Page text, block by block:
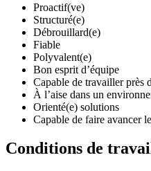
Proactif(ve)
Structuré(e)
Débrouillard(e)
Fiable
Polyvalent(e)
Bon esprit d’équipe
Capable de travailler près
À l’aise dans un
Orienté(e) solutions
Capable de faire avancer
Conditions de